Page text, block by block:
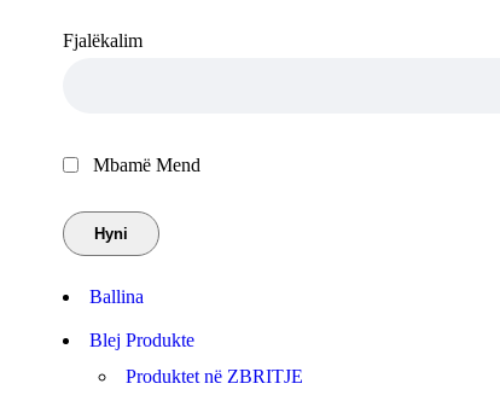
Fjalëkalim
Mbamë Mend
Ballina
Blej Produkte
Produktet në ZBRITJE